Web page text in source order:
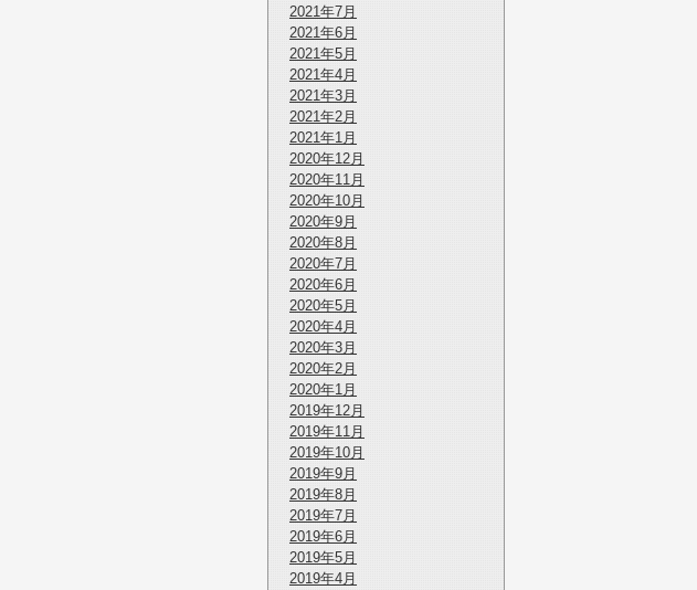
2021年7月
2021年6月
2021年5月
2021年4月
2021年3月
2021年2月
2021年1月
2020年12月
2020年11月
2020年10月
2020年9月
2020年8月
2020年7月
2020年6月
2020年5月
2020年4月
2020年3月
2020年2月
2020年1月
2019年12月
2019年11月
2019年10月
2019年9月
2019年8月
2019年7月
2019年6月
2019年5月
2019年4月